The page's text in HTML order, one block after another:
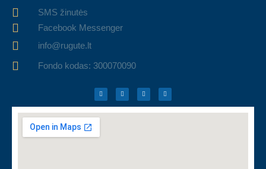
SMS žinutės
Facebook Messenger
info@rugute.lt
Fondo kodas: 300070090